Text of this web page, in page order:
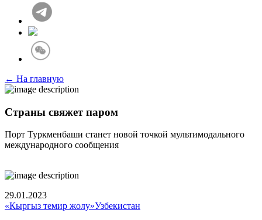
← На главную
Страны свяжет паром
Порт Туркменбаши станет новой точкой мультимодального
международного сообщения
29.01.2023
«Кыргыз темир жолу»Узбекистан